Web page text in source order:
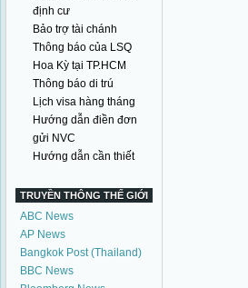
định cư
Bảo trợ tài chánh
Thông báo của LSQ
Hoa Kỳ tại TP.HCM
Thông báo di trú
Lịch visa hàng tháng
Hướng dẫn điền đơn
gửi NVC
Hướng dẫn cần thiết
TRUYỀN THÔNG THẾ GIỚI
ABC News
AP News
Bangkok Post (Thailand)
BBC News